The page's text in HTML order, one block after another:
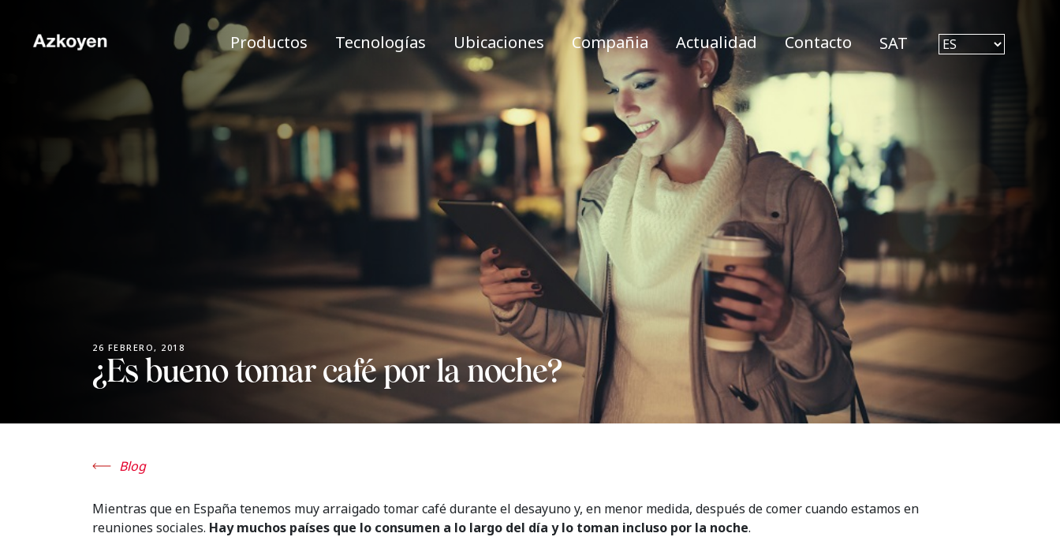
Productos Tecnologías Ubicaciones Compañia Actualidad Contacto SAT
26 FEBRERO, 2018
¿Es bueno tomar café por la noche?
Blog
Mientras que en España tenemos muy arraigado tomar café durante el desayuno y, en menor medida, después de comer cuando estamos en
reuniones sociales. Hay muchos países que lo consumen a lo largo del día y lo toman incluso por la noche.